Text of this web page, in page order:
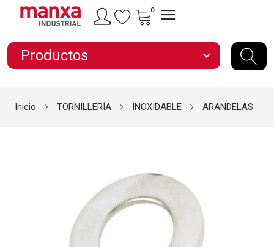
0
Productos expand_more
Inicio TORNILLERÍA INOXIDABLE ARANDELAS